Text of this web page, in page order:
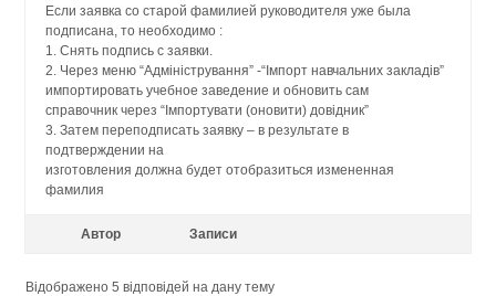
Если заявка со старой фамилией руководителя уже была
подписана, то необходимо :
1. Снять подпись с заявки.
2. Через меню “Адміністрування” -“Імпорт навчальних закладів”
импортировать учебное заведение и обновить сам
справочник через “Імпортувати (оновити) довідник”
3. Затем переподписать заявку – в результате в
подтверждении на
изготовления должна будет отобразиться измененная
фамилия
Автор Записи
Відображено 5 відповідей на дану тему